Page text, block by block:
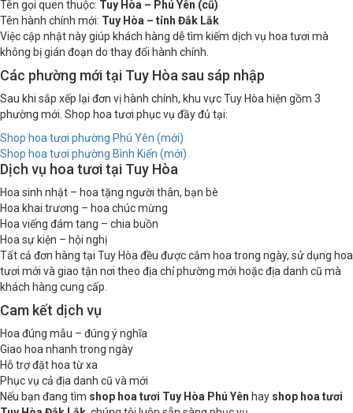
Tên gọi quen thuộc: Tuy Hòa – Phú Yên (cũ)
Tên hành chính mới:Tuy Hòa – tỉnh Đắk Lắk
Việc cập nhật này giúp khách hàng dễ tìm kiếm dịch vụ hoa tươi mà
không bị gián đoạn do thay đổi hành chính.
Các phường mới tại Tuy Hòa sau sáp nhập
Sau khi sắp xếp lại đơn vị hành chính, khu vực Tuy Hòa hiện gồm 3
phường mới. Shop hoa tươi phục vụ đầy đủ tại:
Shop hoa tươi phường Phú Yên (mới)
Shop hoa tươi phường Bình Kiến (mới)
Dịch vụ hoa tươi tại Tuy Hòa
Hoa sinh nhật – hoa tặng người thân, bạn bè
Hoa khai trương – hoa chúc mừng
Hoa viếng đám tang – chia buồn
Hoa sự kiện – hội nghị
Tất cả đơn hàng tại Tuy Hòa đều được cắm hoa trong ngày, sử dụng hoa
tươi mới và giao tận nơi theo địa chỉ phường mới hoặc địa danh cũ mà
khách hàng cung cấp.
Cam kết dịch vụ
Hoa đúng mẫu – đúng ý nghĩa
Giao hoa nhanh trong ngày
Hỗ trợ đặt hoa từ xa
Phục vụ cả địa danh cũ và mới
Nếu bạn đang tìm
shop hoa tươi Tuy Hòa Phú Yên hay
shop hoa tươi